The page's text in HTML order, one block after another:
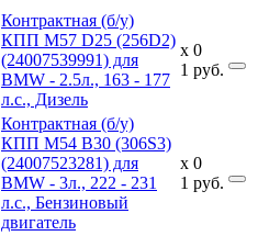
Контрактная (б/у)
КПП M57 D25 (256D2)
(24007539991) для
BMW - 2.5л., 163 - 177
л.с., Дизель
x
1
0
руб.
Контрактная (б/у)
КПП M54 B30 (306S3)
(24007523281) для
BMW - 3л., 222 - 231
л.с., Бензиновый
двигатель
x
1
0
руб.